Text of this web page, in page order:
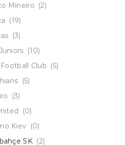
Mineiro (2)
(19)
(3)
(10)
Club (5)
(5)
(3)
(0)
Kiev (0)
SK (2)